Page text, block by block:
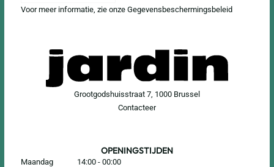
Voor meer informatie, zie onze Gegevensbeschermingsbeleid
Grootgodshuisstraat 7, 1000 Brussel
Contacteer
OPENINGSTIJDEN
Maandag
14:00 - 00:00